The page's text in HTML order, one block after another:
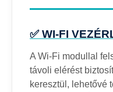
✅ WI-FI
A Wi-Fi modullal
távoli elérést
keresztül, lehetővé